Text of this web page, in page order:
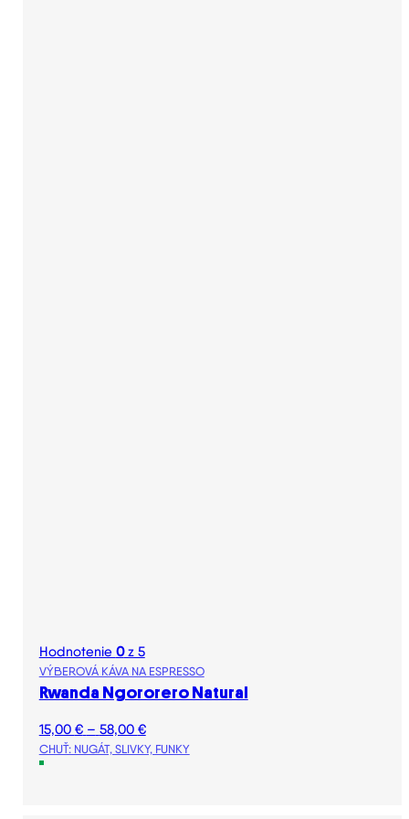
Hodnotenie 0z 5
VÝBEROVÁ KÁVA NA ESPRESSO
Rwanda Ngororero Natural
15,00 € – 58,00 €Price
range:
CHUŤ: NUGÁT, SLIVKY, FUNKY